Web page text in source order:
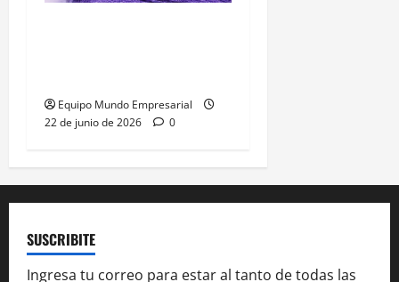
Equipo Mundo Empresarial
22 de junio de 2026
0
SUSCRIBITE
Ingresa tu correo para estar al tanto de todas las